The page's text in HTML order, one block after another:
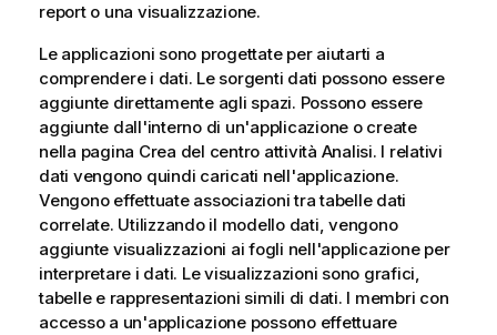
report o una visualizzazione.
Le applicazioni sono progettate per aiutarti a
comprendere i dati. Le sorgenti dati possono essere
aggiunte direttamente agli spazi. Possono essere
aggiunte dall'interno di un'applicazione o create
nella pagina Crea del centro attività Analisi. I relativi
dati vengono quindi caricati nell'applicazione.
Vengono effettuate associazioni tra tabelle dati
correlate. Utilizzando il modello dati, vengono
aggiunte visualizzazioni ai fogli nell'applicazione per
interpretare i dati. Le visualizzazioni sono grafici,
tabelle e rappresentazioni simili di dati. I membri con
accesso a un'applicazione possono effettuare